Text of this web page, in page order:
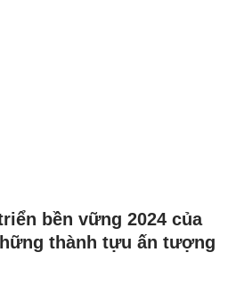
bền vững 2024 của
thành tựu ấn tượng